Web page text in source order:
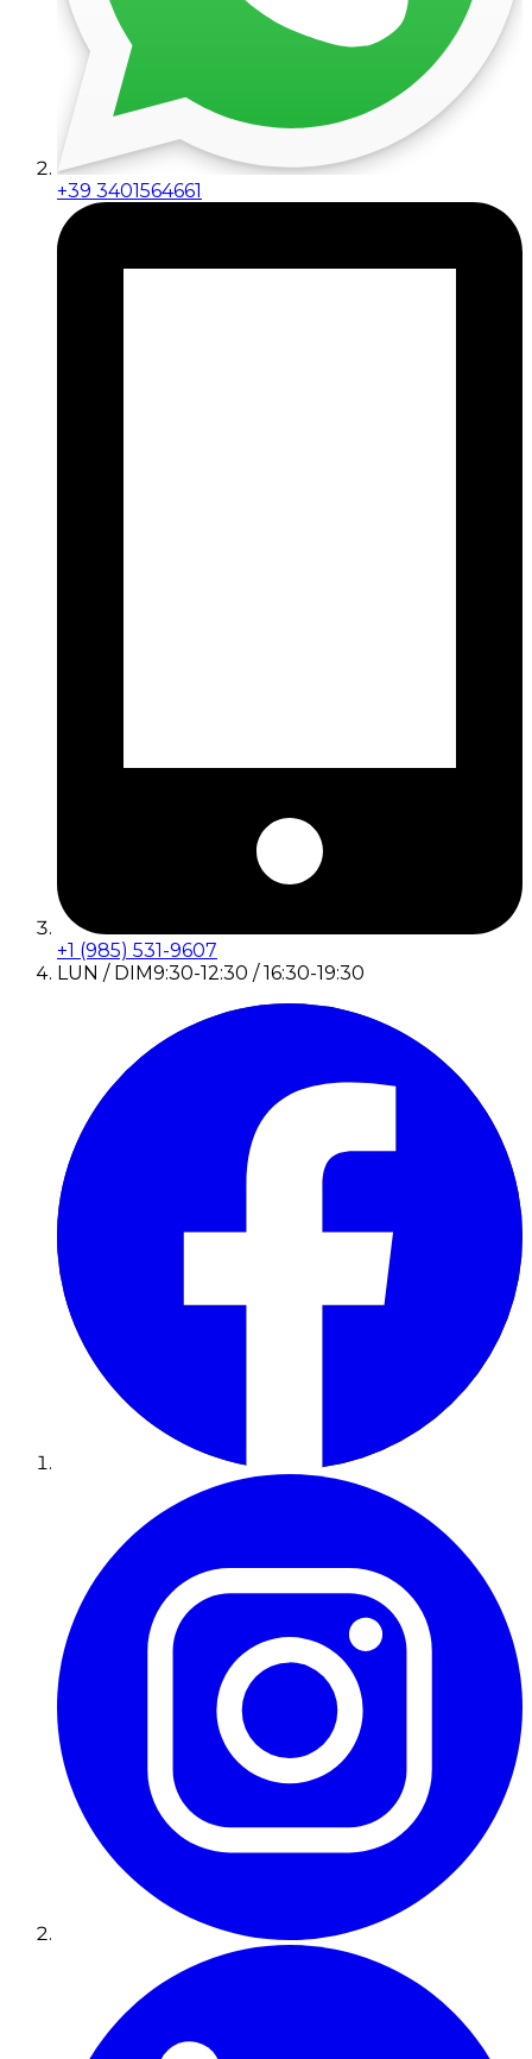
+39 3401564661
+1 (985) 531-9607
LUN / DIM9:30-12:30 / 16:30-19:30